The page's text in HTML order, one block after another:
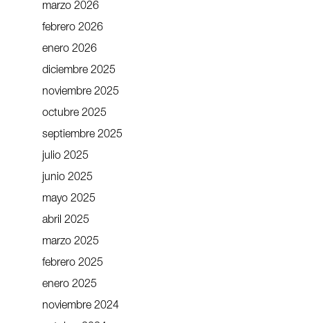
marzo 2026
febrero 2026
enero 2026
diciembre 2025
noviembre 2025
octubre 2025
septiembre 2025
julio 2025
junio 2025
mayo 2025
abril 2025
marzo 2025
febrero 2025
enero 2025
noviembre 2024